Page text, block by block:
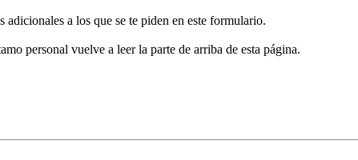
a los que se te piden en este formulario.
personal vuelve a leer la parte de arriba de esta página.